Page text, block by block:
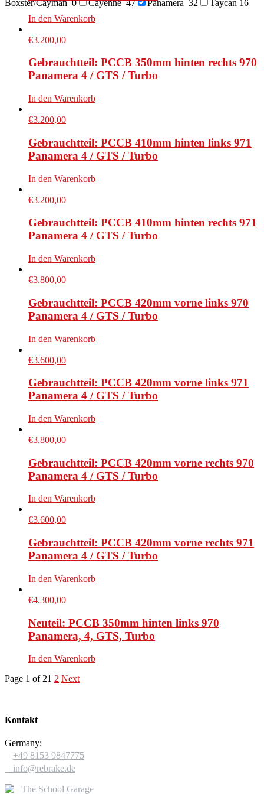
Boxster/Cayman0 Cayenne47 Panamera 32 Taycan 16
In den Warenkorb
€3.200,00
Gebrauchtteil: PCCB 350mm hinten rechts 970
Panamera 4 / GTS / Turbo
In den Warenkorb
€3.200,00
Gebrauchtteil: PCCB 410mm hinten links 971
Panamera 4 / GTS / Turbo
In den Warenkorb
€3.200,00
Gebrauchtteil: PCCB 410mm hinten rechts 971
Panamera 4 / GTS / Turbo
In den Warenkorb
€3.800,00
Gebrauchtteil: PCCB 420mm vorne links 970
Panamera 4 / GTS / Turbo
In den Warenkorb
€3.600,00
Gebrauchtteil: PCCB 420mm vorne links 971
Panamera 4 / GTS / Turbo
In den Warenkorb
€3.800,00
Gebrauchtteil: PCCB 420mm vorne rechts 970
Panamera 4 / GTS / Turbo
In den Warenkorb
€3.600,00
Gebrauchtteil: PCCB 420mm vorne rechts 971
Panamera 4 / GTS / Turbo
In den Warenkorb
€4.300,00
Neuteil: PCCB 350mm hinten links 970
Panamera, 4, GTS, Turbo
In den Warenkorb
Page 1 of 21 2 Next
Kontakt
Germany:
+49 8153 9847775
info@rebrake.de
The School Garage